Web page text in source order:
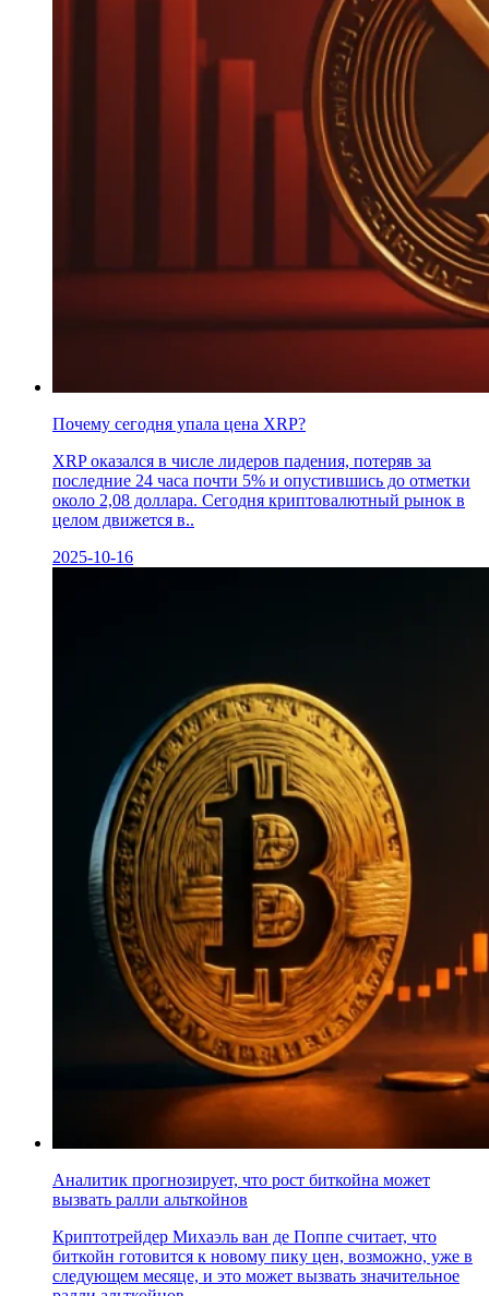
Почему сегодня упала цена XRP?
XRP оказался в числе лидеров падения, потеряв за
последние 24 часа почти 5% и опустившись до отметки
около 2,08 доллара. Сегодня криптовалютный рынок в
целом движется в..
2025-10-16
Аналитик прогнозирует, что рост биткойна может
вызвать ралли альткойнов
Криптотрейдер Михаэль ван де Поппе считает, что
биткойн готовится к новому пику цен, возможно, уже в
следующем месяце, и это может вызвать значительное